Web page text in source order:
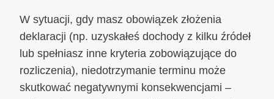
W sytuacji, gdy masz obowiązek złożenia
deklaracji (np. uzyskałeś dochody z kilku źródeł
lub spełniasz inne kryteria zobowiązujące do
rozliczenia), niedotrzymanie terminu może
skutkować negatywnymi konsekwencjami –